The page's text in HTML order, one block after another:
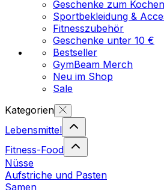
Geschenke zum
Sportbekleidung &
Fitnesszubehör
Geschenke unter 10 €
Bestseller
GymBeam Merch
Neu im Shop
Sale
Kategorien
Lebensmittel
Fitness-Food
Nüsse
Aufstriche und Pasten
Samen